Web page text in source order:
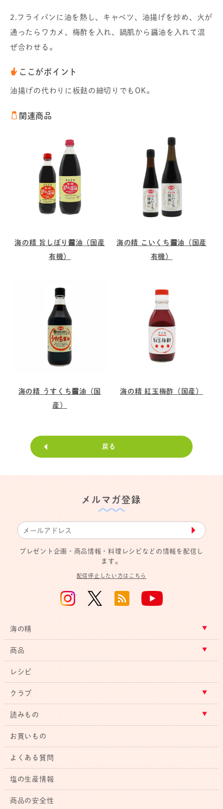
2.フライパンに油を熱し、キャベツ、油揚げを炒め、火が
通ったらワカメ、梅酢を入れ、鍋肌から醤油を入れて混
ぜ合わせる。
ここがポイント
油揚げの代わりに板麩の細切りでもOK。
関連商品
海の精 旨しぼり醤油（国産
有機）
海の精 こいくち醤油（国産
有機）
海の精 うすくち醤油（国
産）
海の精 紅玉梅酢（国産）
戻る
メルマガ登録
▶︎
プレゼント企画・商品情報・料理レシピなどの情報を配信し
ます。
配信停止したい方はこちら
海の精
商品
レシピ
クラブ
読みもの
お買いもの
よくある質問
塩の生産情報
商品の安全性